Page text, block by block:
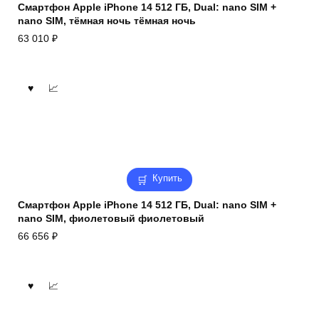
Смартфон Apple iPhone 14 512 ГБ, Dual: nano SIM +
nano SIM, тёмная ночь тёмная ночь
63 010 ₽
Купить
Смартфон Apple iPhone 14 512 ГБ, Dual: nano SIM +
nano SIM, фиолетовый фиолетовый
66 656 ₽